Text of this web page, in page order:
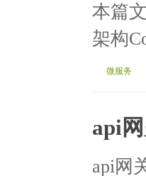
本篇
架构
微服务
api
api网